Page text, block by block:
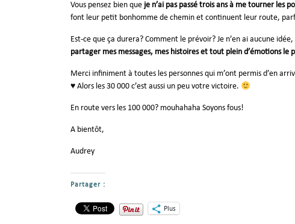
Vous pensez bien que je n’ai pas passé trois ans à me tourner les
font leur petit bonhomme de chemin et continuent leur route,
Est-ce que ça durera? Comment le prévoir? Je n’en ai aucune
partager mes messages, mes histoires et tout plein d’émotions le
Merci infiniment à toutes les personnes qui m’ont permis d’en
♥ Alors les 30 000 c’est aussi un peu votre victoire.
En route vers les 100 000? mouhahaha Soyons fous!
A bientôt,
Audrey
Partager :
Plus